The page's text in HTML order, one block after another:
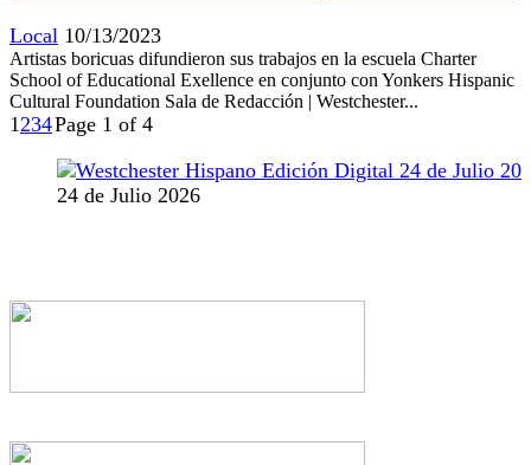
Local 10/13/2023
Artistas boricuas difundieron sus trabajos en la escuela Charter
School of Educational Exellence en conjunto con Yonkers Hispanic
Cultural Foundation Sala de Redacción | Westchester...
1234Page 1 of 4
24 de Julio 2026